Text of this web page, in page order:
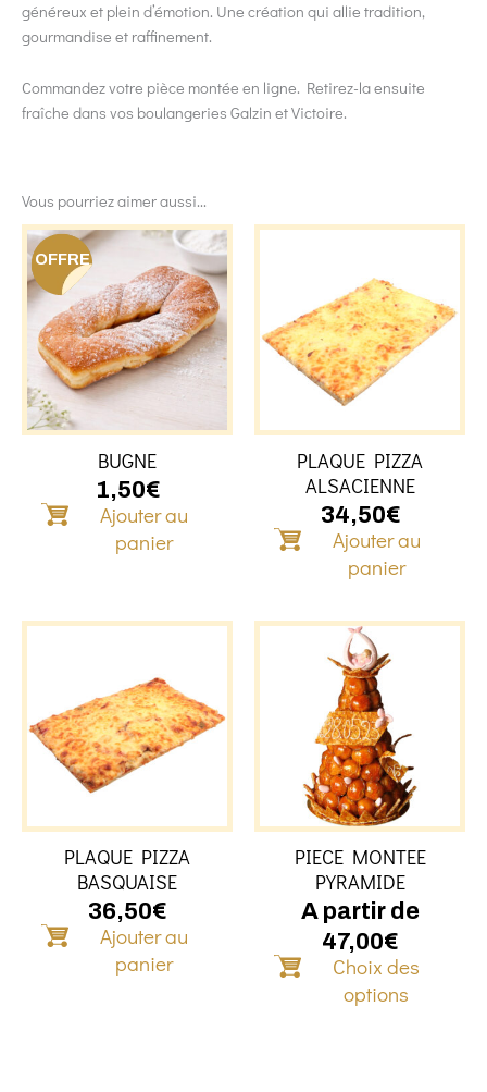
généreux et plein d’émotion. Une création qui allie tradition,
gourmandise et raffinement.
Commandez votre pièce montée en ligne. Retirez-la ensuite
fraîche dans vos boulangeries Galzin et Victoire.
Vous pourriez aimer aussi...
OFFRE
BUGNE
1,50€
Ajouter au
panier
PLAQUE PIZZA
ALSACIENNE
34,50€
Ajouter au
panier
PLAQUE PIZZA
BASQUAISE
36,50€
Ajouter au
panier
PIECE MONTEE
PYRAMIDE
A partir de
47,00€
Choix des
options
Ce
être